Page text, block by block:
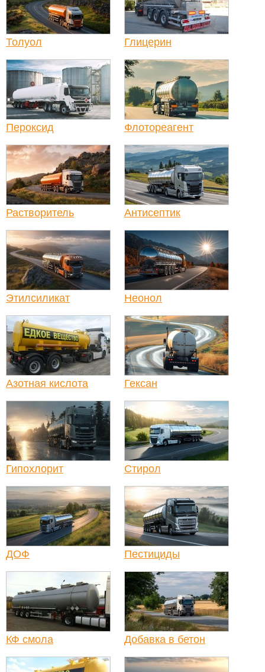
Толуол Глицерин
Пероксид Флотореагент
Растворитель Антисептик
Этилсиликат Неонол
Азотная кислота Гексан
Гипохлорит Стирол
ДОФ Пестициды
КФ смола Добавка в бетон